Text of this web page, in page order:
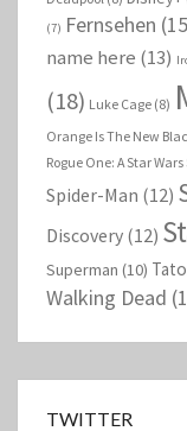
(7) Fernsehen
name here (13)
(18) Luke Cage (8)
Orange Is The New
Rogue One: A Star
Spider-Man (12)
Discovery (12)
Superman (10)
Walking Dead
TWITTER